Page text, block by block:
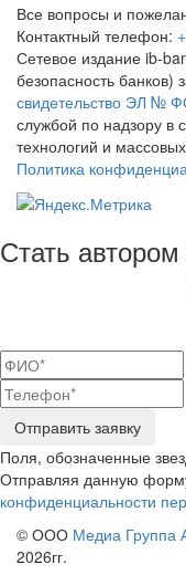
Все вопросы и
Контактный телефон:
Сетевое издание ib-
безопасность банков)
свидетельство ЭЛ №
службой по надзору
технологий и
Политика
Стать
Отправить заявку
Поля, обозначенные
Отправляя данную
конфиденциальности
© ООО Медиа Группа
2026гг.